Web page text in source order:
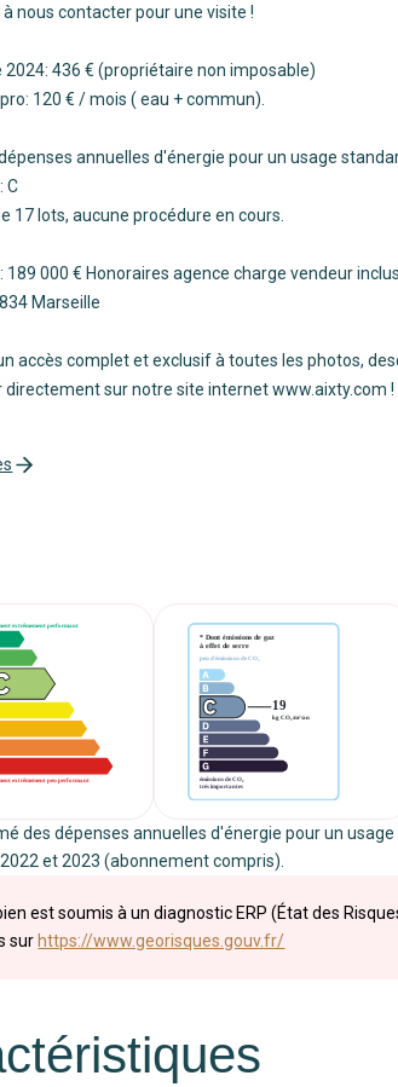
nous contacter pour une visite !
2024: 436 € (propriétaire non imposable)
120 € / mois ( eau + commun).
annuelles d'énergie pour un usage
C
17 lots, aucune procédure en cours.
189 000 € Honoraires agence charge vendeur inclus.
Marseille
accès complet et exclusif à toutes les photos,
directement sur notre site internet www.aixty.com !
des dépenses annuelles d'énergie pour un
et 2023 (abonnement compris).
est soumis à un diagnostic ERP (État des
sur https://www.georisques.gouv.fr/